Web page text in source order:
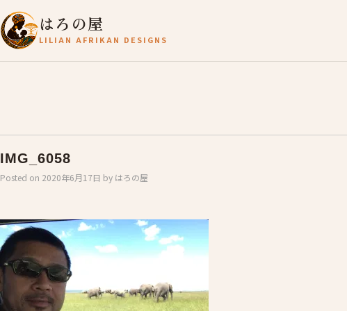
はろの屋
LILIAN AFRIKAN DESIGNS
IMG_6058
Posted on 2020年6月17日 by はろの屋